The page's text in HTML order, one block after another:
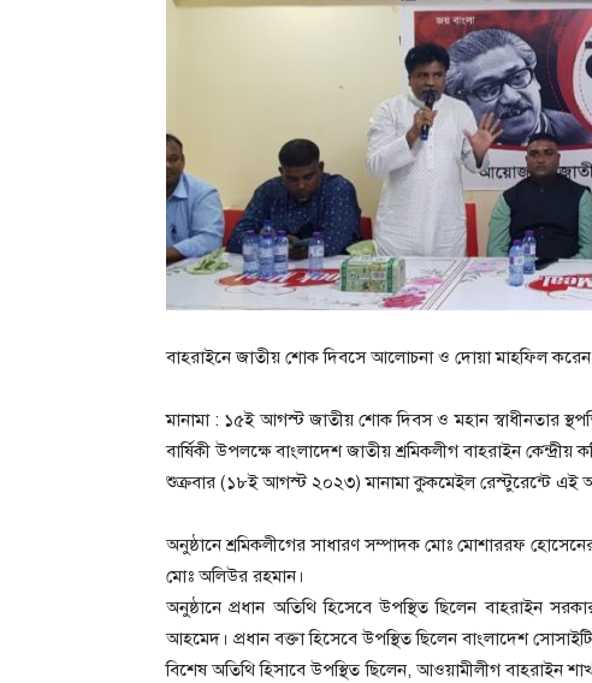
বাহরাইনে জাতীয় শোক দিবসে আলোচনা ও দোয়া মাহফিল করেন
মানামা : ১৫ই আগস্ট জাতীয় শোক দিবস ও মহান স্বাধীনতার
বার্ষিকী উপলক্ষে বাংলাদেশ জাতীয় শ্রমিকলীগ বাহরাইন
শুক্রবার (১৮ই আগস্ট ২০২৩) মানামা কুকমেইল রেস্টুরেন্টে
অনুষ্ঠানে শ্রমিকলীগের সাধারণ সম্পাদক মোঃ মোশাররফ
মোঃ অলিউর রহমান।
অনুষ্ঠানে প্রধান অতিথি হিসেবে উপস্থিত ছিলেন বাহরাইন
আহমেদ। প্রধান বক্তা হিসেবে উপস্থিত ছিলেন বাংলাদেশ
বিশেষ অতিথি হিসাবে উপস্থিত ছিলেন, আওয়ামীলীগ বাহরাইন